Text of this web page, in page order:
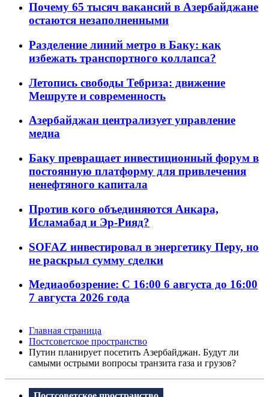
Почему 65 тысяч вакансий в Азербайджане
остаются незаполненными
Разделение линий метро в Баку: как
избежать транспортного коллапса?
Летопись свободы Тебриза: движение
Мешруте и современность
Азербайджан централизует управление
медиа
Баку превращает инвестиционный форум в
постоянную платформу для привлечения
ненефтяного капитала
Против кого объединяются Анкара,
Исламабад и Эр-Рияд?
SOFAZ инвестировал в энергетику Перу, но
не раскрыл сумму сделки
Медиаобозрение: С 16:00 6 августа до 16:00
7 августа 2026 года
Главная страница
Постсоветское пространство
Путин планирует посетить Азербайджан. Будут ли
самыми острыми вопросы транзита газа и грузов?